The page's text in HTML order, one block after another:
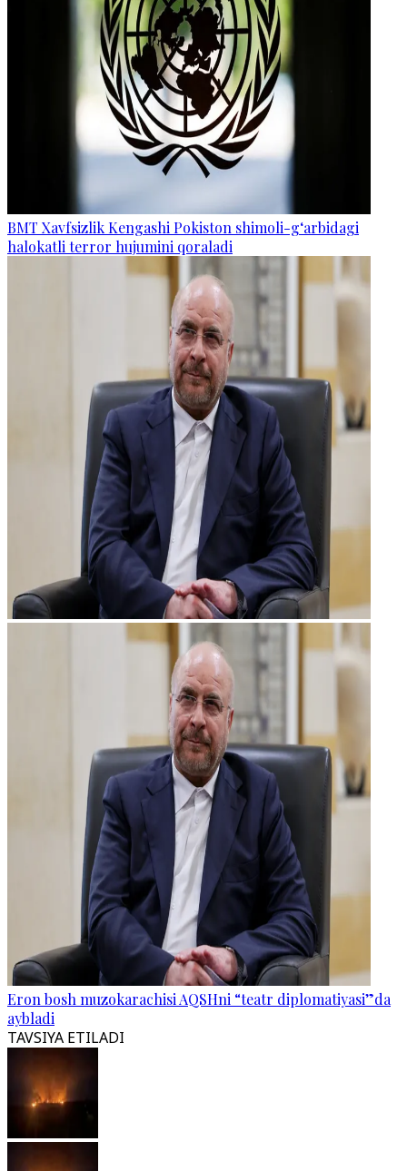
BMT Xavfsizlik Kengashi Pokiston shimoli-g‘arbidagi
halokatli terror hujumini qoraladi
Eron bosh muzokarachisi AQSHni “teatr diplomatiyasi”da
aybladi
TAVSIYA ETILADI